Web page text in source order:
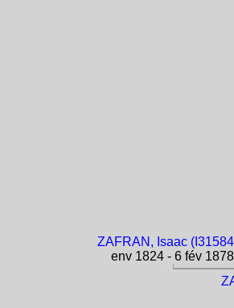
ZAFRAN, Isaac
env 1824 - 6 fév 1878